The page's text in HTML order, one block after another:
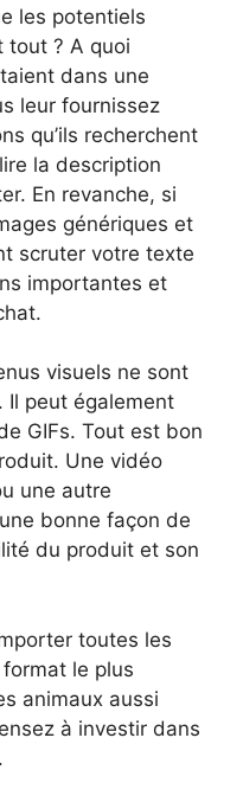
les potentiels
tout ? A quoi
dans une
leur fournissez
qu’ils recherchent
la description
En revanche, si
génériques et
scruter votre texte
importantes et
visuels ne sont
Il peut également
GIFs. Tout est bon
Une vidéo
une autre
bonne façon de
du produit et son
toutes les
le plus
animaux aussi
à investir dans